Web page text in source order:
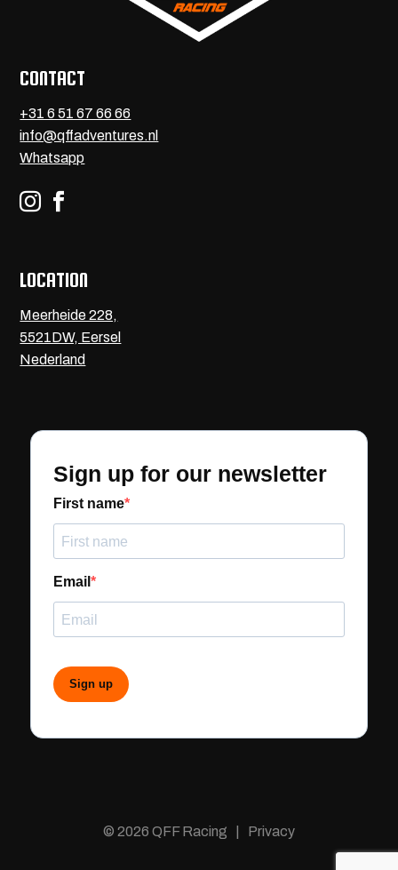
CONTACT
+31 6 51 67 66 66
info@qffadventures.nl
Whatsapp
 
LOCATION
Meerheide 228,
5521DW, Eersel
Nederland
Sign up for our newsletter
First name
Email
Sign up
© 2026 QFF Racing | Privacy